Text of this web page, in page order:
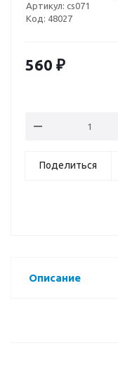
Артикул: cs071
Код: 48027
560 ₽
Поделиться
Описание